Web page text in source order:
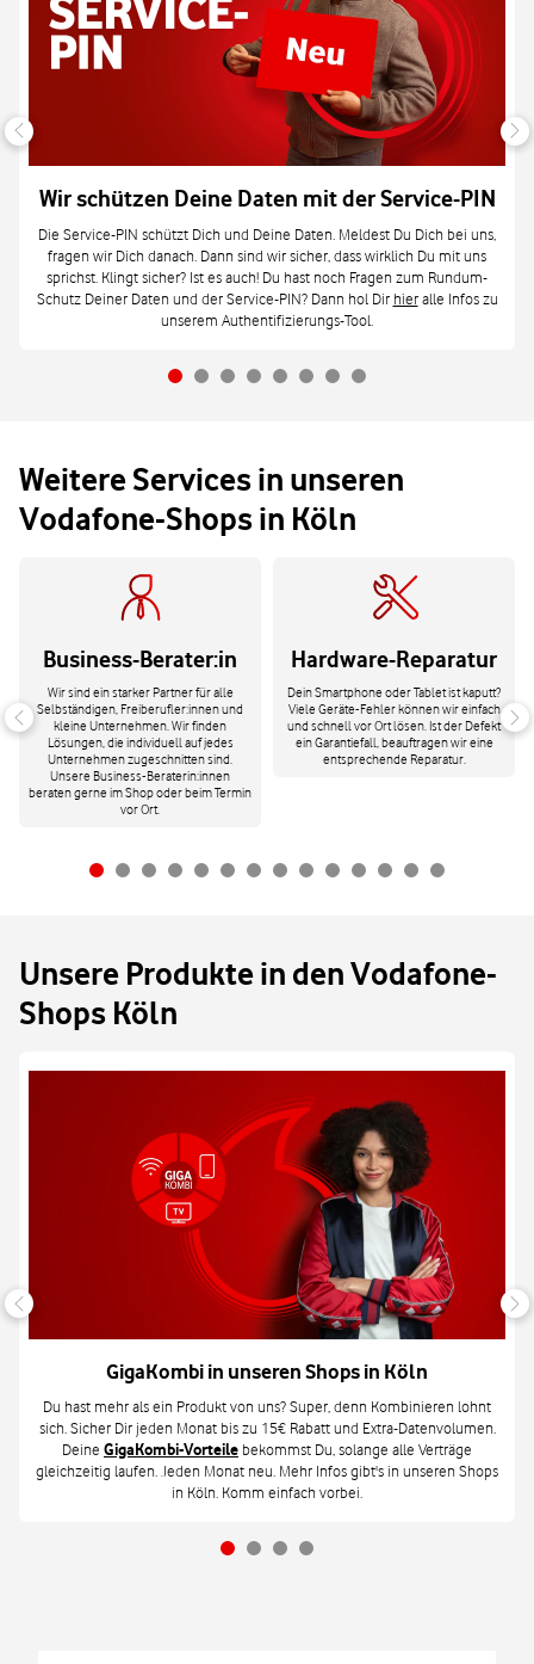
Wir schützen Deine Daten mit der Service-PIN
Die Service-PIN schützt Dich und Deine Daten. Meldest Du Dich bei uns,
fragen wir Dich danach. Dann sind wir sicher, dass wirklich Du mit uns
sprichst. Klingt sicher? Ist es auch! Du hast noch Fragen zum Rundum-
Schutz Deiner Daten und der Service-PIN? Dann hol Dir hieralle Infos zu
unserem Authentifizierungs-Tool.
Weitere Services in unseren
Vodafone-Shops in Köln
Business-Berater:in
Wir sind ein starker Partner für alle
Selbständigen, Freiberufler:innen und
kleine Unternehmen. Wir finden
Lösungen, die individuell auf jedes
Unternehmen zugeschnitten sind.
Unsere Business-Beraterin:innen
beraten gerne im Shop oder beim Termin
vor Ort.
Hardware-Reparatur
Dein Smartphone oder Tablet ist kaputt?
Viele Geräte-Fehler können wir einfach
und schnell vor Ort lösen. Ist der Defekt
ein Garantiefall, beauftragen wir eine
entsprechende Reparatur.
Unsere Produkte in den Vodafone-
Shops Köln
GigaKombi in unseren Shops in Köln
Du hast mehr als ein Produkt von uns? Super, denn Kombinieren lohnt
sich. Sicher Dir jeden Monat bis zu 15€ Rabatt und Extra-Datenvolumen.
Deine GigaKombi-Vorteile bekommst Du, solange alle Verträge
gleichzeitig laufen. Jeden Monat neu. Mehr Infos gibt's in unseren Shops
in Köln. Komm einfach vorbei.